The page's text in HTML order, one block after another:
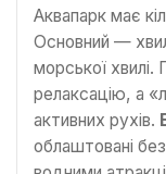
Аквапарк має
Основний —
морської
релаксацію, а
активних рухів.
облаштовані